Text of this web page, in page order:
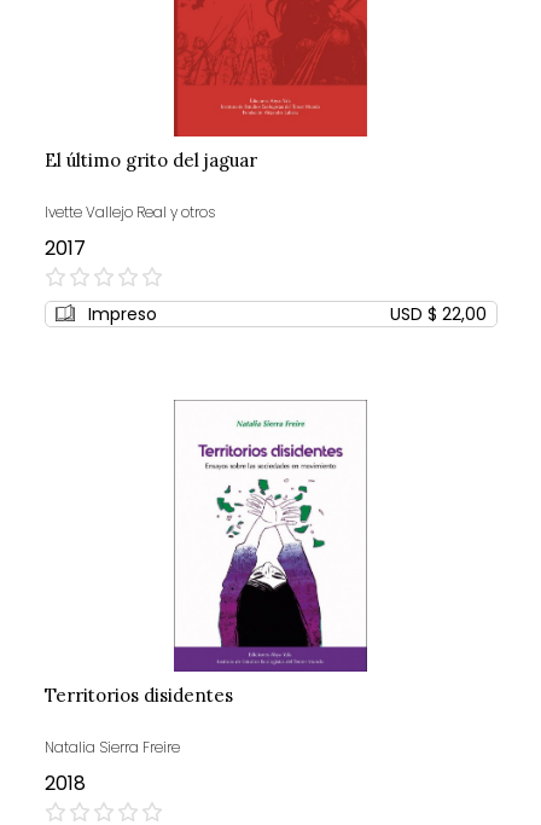
El último grito del jaguar
Ivette Vallejo Real y otros
2017
0%
Impreso USD $ 22,00
Territorios disidentes
Natalia Sierra Freire
2018